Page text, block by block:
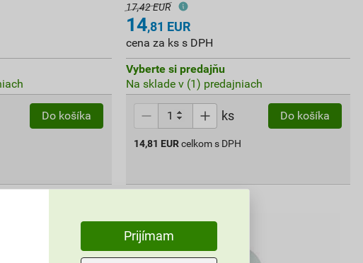
Do košíka
17,42 EUR
14,81 EUR
cena za ks s DPH
Vyberte si predajňu
Na sklade v (1) predajniach
ks Do košíka
14,81 EUR celkom s DPH
Prijímam